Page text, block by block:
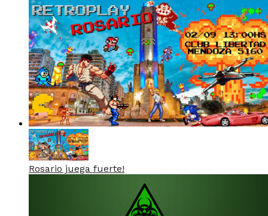
Rosario juega fuerte!